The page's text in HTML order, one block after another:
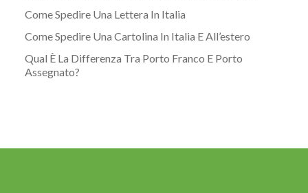
Come Spedire Una Lettera In Italia
Come Spedire Una Cartolina In Italia E All’estero
Qual È La Differenza Tra Porto Franco E Porto
Assegnato?